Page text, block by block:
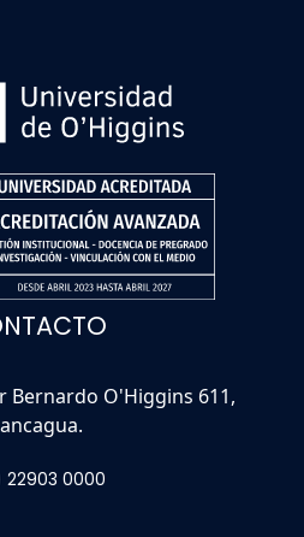
Bernardo O'Higgins 611,
22903 0000